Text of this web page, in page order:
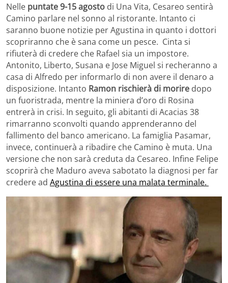
Nelle puntate 9-15 agosto di Una Vita, Cesareo sentirà
Camino parlare nel sonno al ristorante. Intanto ci
saranno buone notizie per Agustina in quanto i dottori
scopriranno che è sana come un pesce. Cinta si
rifiuterà di credere che Rafael sia un impostore.
Antonito, Liberto, Susana e Jose Miguel si recheranno a
casa di Alfredo per informarlo di non avere il denaro a
disposizione. Intanto Ramon rischierà di morire dopo
un fuoristrada, mentre la miniera d’oro di Rosina
entrerà in crisi. In seguito, gli abitanti di Acacias 38
rimarranno sconvolti quando apprenderanno del
fallimento del banco americano. La famiglia Pasamar,
invece, continuerà a ribadire che Camino è muta. Una
versione che non sarà creduta da Cesareo. Infine Felipe
scoprirà che Maduro aveva sabotato la diagnosi per far
credere ad Agustina di essere una malata terminale.